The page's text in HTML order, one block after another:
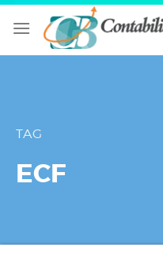
Skip
TAG
ECF